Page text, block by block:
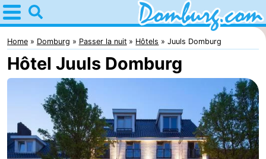
Home
Domburg
Astuces
les
enfants
Webcam
Webcam
Home Domburg Passer la nuit Hôtels Juuls Domburg
Hôtel Juuls Domburg